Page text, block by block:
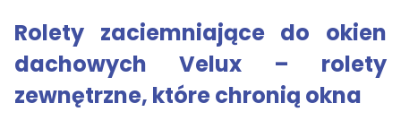
Rolety zaciemniające do okien
dachowych Velux – rolety
zewnętrzne, które chronią okna